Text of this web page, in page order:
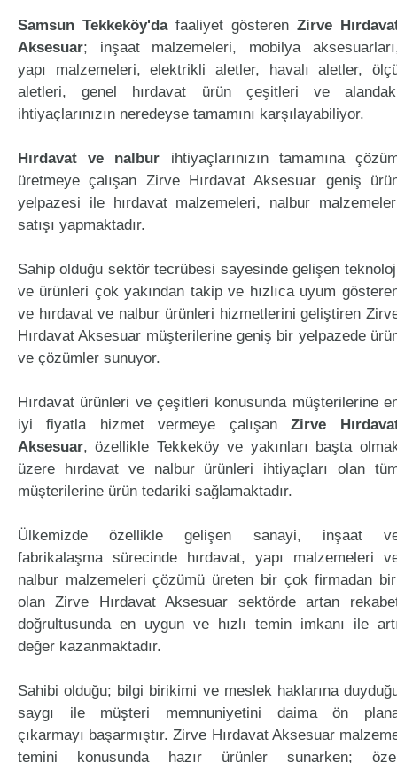
Samsun Tekkeköy'dafaaliyet gösteren Zirve
Aksesuar; inşaat malzemeleri, mobilya
yapı malzemeleri, elektrikli aletler, havalı aletler,
aletleri, genel hırdavat ürün çeşitleri ve
ihtiyaçlarınızın neredeyse tamamını karşılayabiliyor.
Hırdavat ve nalbur ihtiyaçlarınızın tamamına
üretmeye çalışan Zirve Hırdavat Aksesuar geniş
yelpazesi ile hırdavat malzemeleri, nalbur
satışı yapmaktadır.
Sahip olduğu sektör tecrübesi sayesinde gelişen
ve ürünleri çok yakından takip ve hızlıca uyum
ve hırdavat ve nalbur ürünleri hizmetlerini geliştiren
Hırdavat Aksesuar müşterilerine geniş bir yelpazede
ve çözümler sunuyor.
Hırdavat ürünleri ve çeşitleri konusunda müşterilerine
iyi fiyatla hizmet vermeye çalışanZirve
Aksesuar, özellikle Tekkeköy ve yakınları başta
üzere hırdavat ve nalbur ürünleri ihtiyaçları olan
müşterilerine ürün tedariki sağlamaktadır.
Ülkemizde özellikle gelişen sanayi, inşaat
fabrikalaşma sürecinde hırdavat, yapı malzemeleri
nalbur malzemeleri çözümü üreten bir çok firmadan
olan Zirve Hırdavat Aksesuar sektörde artan
doğrultusunda en uygun ve hızlı temin imkanı ile
değer kazanmaktadır.
Sahibi olduğu; bilgi birikimi ve meslek haklarına
saygı ile müşteri memnuniyetini daima ön
çıkarmayı başarmıştır. Zirve Hırdavat Aksesuar
temini konusunda hazır ürünler sunarken;